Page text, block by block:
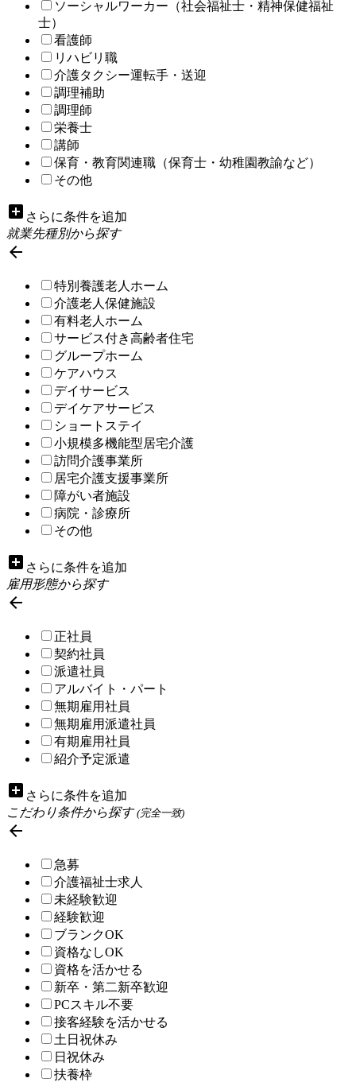
ソーシャルワーカー（社会福祉士・精神保健福祉
士）
看護師
リハビリ職
介護タクシー運転手・送迎
調理補助
調理師
栄養士
講師
保育・教育関連職（保育士・幼稚園教諭など）
その他
add_box さらに条件を追加
就業先種別から探す

特別養護老人ホーム
介護老人保健施設
有料老人ホーム
サービス付き高齢者住宅
グループホーム
ケアハウス
デイサービス
デイケアサービス
ショートステイ
小規模多機能型居宅介護
訪問介護事業所
居宅介護支援事業所
障がい者施設
病院・診療所
その他
add_box さらに条件を追加
雇用形態から探す

正社員
契約社員
派遣社員
アルバイト・パート
無期雇用社員
無期雇用派遣社員
有期雇用社員
紹介予定派遣
add_box さらに条件を追加
こだわり条件から探す(完全一致)

急募
介護福祉士求人
未経験歓迎
経験歓迎
ブランクOK
資格なしOK
資格を活かせる
新卒・第二新卒歓迎
PCスキル不要
接客経験を活かせる
土日祝休み
日祝休み
扶養枠